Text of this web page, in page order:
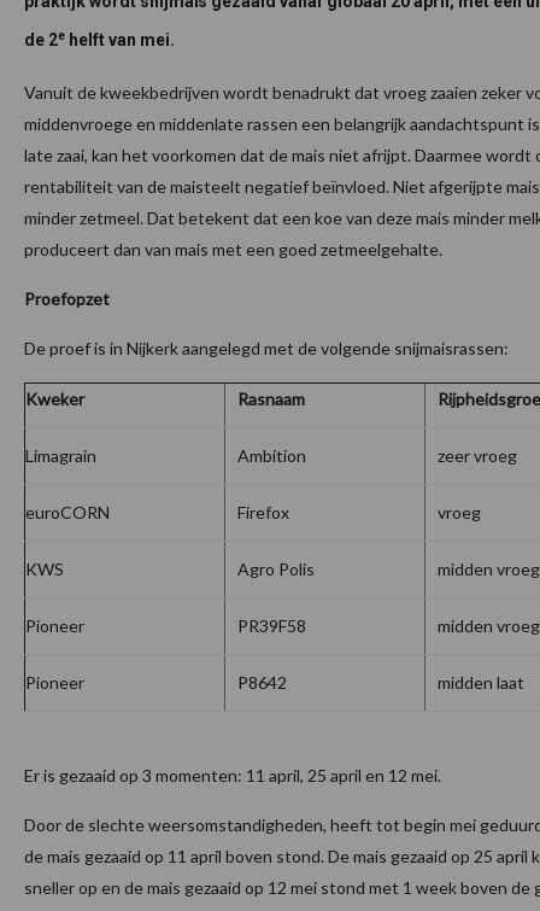
de 2e helft van mei.
Vanuit de kweekbedrijven wordt benadrukt dat vroeg zaaien zeker
middenvroege en middenlate rassen een belangrijk aandachtspunt
late zaai, kan het voorkomen dat de mais niet afrijpt. Daarmee wordt
rentabiliteit van de maisteelt negatief beïnvloed. Niet afgerijpte
minder zetmeel. Dat betekent dat een koe van deze mais minder
produceert dan van mais met een goed zetmeelgehalte.
Proefopzet
De proef is in Nijkerk aangelegd met de volgende snijmaisrassen:
Kweker Rasnaam
Limagrain Ambition zeer vroeg
euroCORN Firefox vroeg
KWS Agro Polis midden vroeg
Pioneer PR39F58 midden vroeg
Pioneer P8642 midden laat
Er is gezaaid op 3 momenten: 11 april, 25 april en 12 mei.
Door de slechte weersomstandigheden, heeft tot begin mei
de mais gezaaid op 11 april boven stond. De mais gezaaid op 25 april
sneller op en de mais gezaaid op 12 mei stond met 1 week boven de